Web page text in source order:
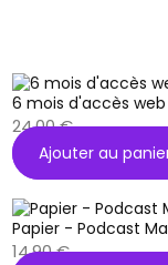
6 mois d'accès web
24,00€
Ajouter au
Papier - Podcast
14,90€